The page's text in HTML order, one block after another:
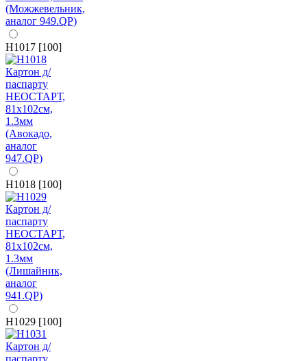
H1017 [100]
H1018 [100]
H1029 [100]